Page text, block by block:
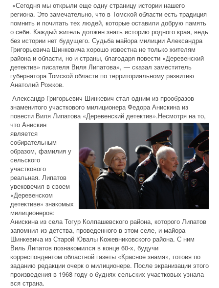
«Сегодня мы открыли еще одну страницу истории нашего
региона. Это замечательно, что в Томской области есть традиция
помнить и почитать тех людей, которые оставили добрую память
о себе. Каждый житель должен знать историю родного края, ведь
без истории нет будущего. Судьба майора милиции Александра
Григорьевича Шинкевича хорошо известна не только жителям
района и области, но и страны, благодаря повести «Деревенский
детектив» писателя Виля Липатова», — сказал заместитель
губернатора Томской области по территориальному развитию
Анатолий Рожков.
Александр Григорьевич Шинкевич стал одним из прообразов
знаменитого участкового милиционера Федора Анискина из
повести Виля Липатова «Деревенский детектив».Несмотря на то,
что Анискин
является
собирательным
образом, фамилия у
сельского
участкового
реальная. Липатов
увековечил в своем
«Деревенском
детективе» знакомых
милиционеров:
Анискина из села Тогур Колпашевского района, которого Липатов
запомнил из детства, проведенного в этом селе, и майора
Шинкевича из Старой Ювалы Кожевниковского района. С ним
Виль Липатов познакомился в конце 60-х, будучи
корреспондентом областной газеты «Красное знамя», готовя по
заданию редакции очерк о милиционере. После экранизации этого
произведения в 1968 году о буднях сельских участковых узнала
вся страна.